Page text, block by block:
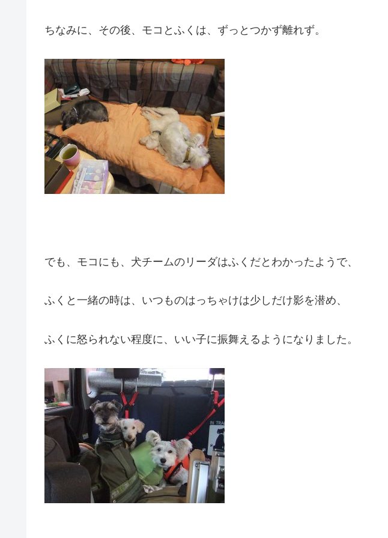
ちなみに、その後、モコとふくは、ずっとつかず離れず。
でも、モコにも、犬チームのリーダはふくだとわかったようで、
ふくと一緒の時は、いつものはっちゃけは少しだけ影を潜め、
ふくに怒られない程度に、いい子に振舞えるようになりました。